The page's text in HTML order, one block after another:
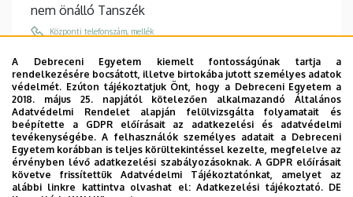
nem önálló Tanszék
Központi telefonszám, mellék
Email
feher.andras@econ.unideb.hu
Cím
4032 Debrecen Böszörményi út 138
Épület, emelet, ajtó
"F" épület GTK Fényház, 2. emelet, 202
A Debreceni Egyetem kiemelt fontosságúnak tartja a
rendelkezésére bocsátott, illetve birtokába jutott személyes adatok
védelmét. Ezúton tájékoztatjuk Önt, hogy a Debreceni Egyetem a
2018. május 25. napjától kötelezően alkalmazandó Általános
Adatvédelmi Rendelet alapján felülvizsgálta folyamatait és
beépítette a GDPR előírásait az adatkezelési és adatvédelmi
tevékenységébe. A felhasználók személyes adatait a Debreceni
Egyetem korábban is teljes körültekintéssel kezelte, megfelelve az
érvényben lévő adatkezelési szabályozásoknak. A GDPR előírásait
követve frissítettük Adatvédelmi Tájékoztatónkat, amelyet az
alábbi linkre kattintva olvashat el:Adatkezelési tájékoztató. DE